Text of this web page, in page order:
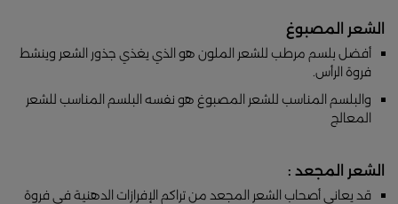
الشعر المصبوغ
أفضل بلسم مرطب للشعر الملون هو الذي يغذي جذور الشعر وينشط
فروة الرأس.
والبلسم المناسب للشعر المصبوغ هو نفسه البلسم المناسب للشعر
المعالج
الشعر المجعد :
قد يعاني أصحاب الشعر المجعد من تراكم الإفرازات الدهنية في فروة